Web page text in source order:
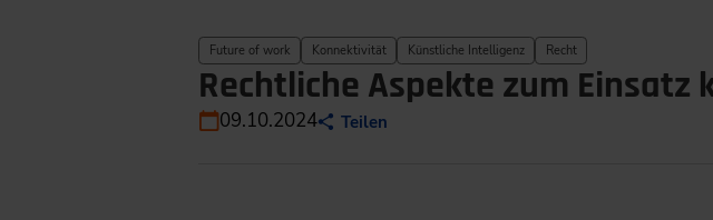
Future of work Konnektivität Künstliche Intelligenz Recht
Rechtliche Aspekte zum
09.10.2024 Teilen